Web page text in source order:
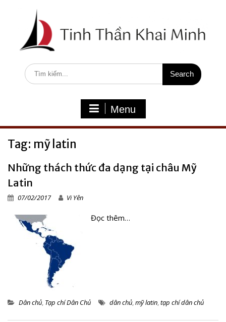
S
e
f
r
:
Menu
Tag: mỹ latin
Những thách thức đa dạng tại châu Mỹ
Latin
07/02/2017 Vi Yên
Đọc thêm…
Dân chủ, Tạp chí Dân Chủ dân chủ,mỹ latin,tạp chí dân chủ